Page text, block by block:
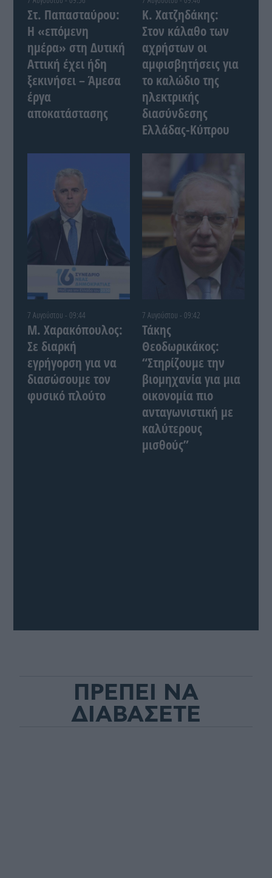
Στ. Παπασταύρου:
Η «επόμενη
ημέρα» στη Δυτική
Αττική έχει ήδη
ξεκινήσει – Άμεσα
έργα
αποκατάστασης
Κ. Χατζηδάκης:
Στον κάλαθο των
αχρήστων οι
αμφισβητήσεις για
το καλώδιο της
ηλεκτρικής
διασύνδεσης
Ελλάδας-Κύπρου
7 Αυγούστου - 09:44
Μ. Χαρακόπουλος:
Σε διαρκή
εγρήγορση για να
διασώσουμε τον
φυσικό πλούτο
7 Αυγούστου - 09:42
Τάκης
Θεοδωρικάκος:
“Στηρίζουμε την
βιομηχανία για μια
οικονομία πιο
ανταγωνιστική με
καλύτερους
μισθούς”
ΠΡΕΠΕΙ ΝΑ
ΔΙΑΒΑΣΕΤΕ